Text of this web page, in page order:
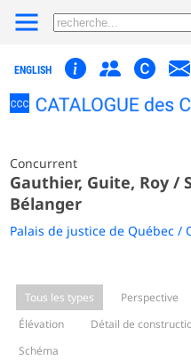
ENGLISH
Concurrent
Gauthier, Guite, Roy /
Bélanger
Palais de justice de Québec /
Tous les types Perspective
Élévation
Détail de
Schéma